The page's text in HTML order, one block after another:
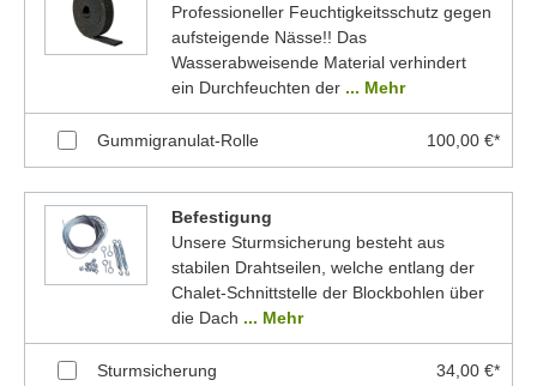
Professioneller Feuchtigkeitsschutz gegen
aufsteigende Nässe!! Das
Wasserabweisende Material verhindert
ein Durchfeuchten der ... Mehr
Gummigranulat-Rolle 100,00 €*
Befestigung
Unsere Sturmsicherung besteht aus
stabilen Drahtseilen, welche entlang der
Chalet-Schnittstelle der Blockbohlen über
die Dach ... Mehr
Sturmsicherung 34,00 €*